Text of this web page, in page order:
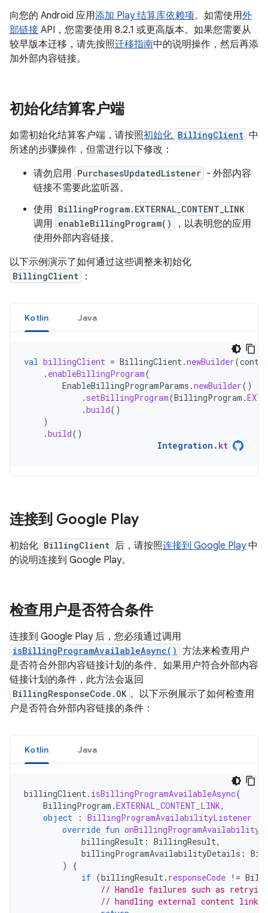
向您的 Android 应用添加 Play 结算库依赖项。如需使用外
部链接 API，您需要使用 8.2.1 或更高版本。如果您需要从
较早版本迁移，请先按照迁移指南中的说明操作，然后再添
加外部内容链接。
初始化结算客户端
如需初始化结算客户端，请按照初始化 BillingClient 中
所述的步骤操作，但需进行以下修改：
请勿启用 PurchasesUpdatedListener - 外部内容
链接不需要此监听器。
使用 BillingProgram.EXTERNAL_CONTENT_LINK
调用 enableBillingProgram()
，以表明您的应用
使用外部内容链接。
以下示例演示了如何通过这些调整来初始化
BillingClient ：
Kotlin Java
val billingClient = BillingClient.newBuilder(
. enableBillingProgram(
EnableBillingProgramParams .newBuilder()
. setBillingProgram(BillingProgram .
.build()
)
.build()
Integration . kt
连接到 Google Play
初始化 BillingClient 后，请按照连接到 Google Play中
的说明连接到 Google Play。
检查用户是否符合条件
连接到 Google Play 后，您必须通过调用
isBillingProgramAvailableAsync() 方法来检查用户
是否符合外部内容链接计划的条件。如果用户符合外部内容
链接计划的条件，此方法会返回
BillingResponseCode.OK 。以下示例展示了如何检查用
户是否符合外部内容链接的条件：
Kotlin Java
billingClient. isBillingProgramAvailableAsync(
BillingProgram .EXTERNAL_CONTENT_LINK,
object
: BillingProgramAvailabilityListener {
override fun
billingResult : BillingResult,
billingProgramAvailabilityDetails :
)
{
if (billingResult. responseCode !=
// Handle failures such as
// handling external content links